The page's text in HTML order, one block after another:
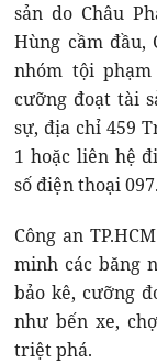
sản do Châu
Hùng cầm đầu,
nhóm tội
cưỡng đoạt tài
sự, địa chỉ 459
1 hoặc liên hệ
số điện thoại
Công an
minh các băng
bảo kê, cưỡng
như bến xe,
triệt phá.